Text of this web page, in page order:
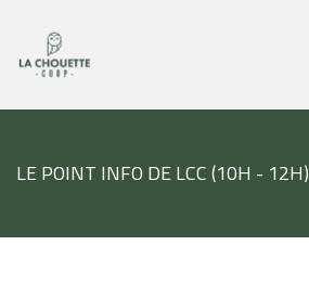
LE POINT INFO DE LCC (10H - 12H)